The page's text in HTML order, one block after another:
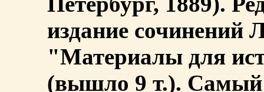
издание сочинений
"Материалы для
(вышло 9 т.). Самый